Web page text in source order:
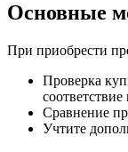
Основные
При приобрести
Проверка
Сравнение
Учтите